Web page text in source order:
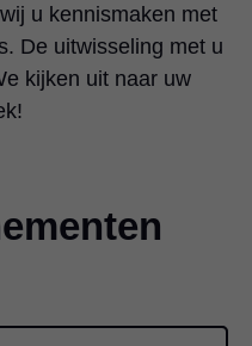
u kennismaken met
De uitwisseling met u
kijken uit naar uw